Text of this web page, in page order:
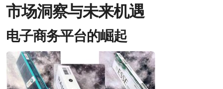
市场洞察与未来机遇
电子商务平台的崛起